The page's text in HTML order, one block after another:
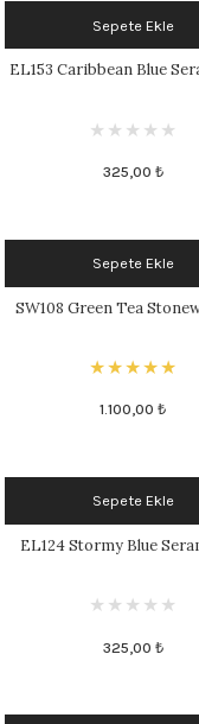
1046 °C
°C
999 - 1222 °C
Sepete Ekle
EL153 Caribbean Blue
325,00 ₺
Sepete Ekle
SW108 Green Tea
1.100,00 ₺
Sepete Ekle
EL124 Stormy Blue
325,00 ₺